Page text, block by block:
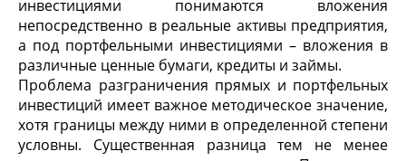
инвестициями понимаются вложения
непосредственно в реальные активы предприятия,
а под портфельными инвестициями – вложения в
различные ценные бумаги, кредиты и займы.
Проблема разграничения прямых и портфельных
инвестиций имеет важное методическое значение,
хотя границы между ними в определенной степени
условны. Существенная разница тем не менее